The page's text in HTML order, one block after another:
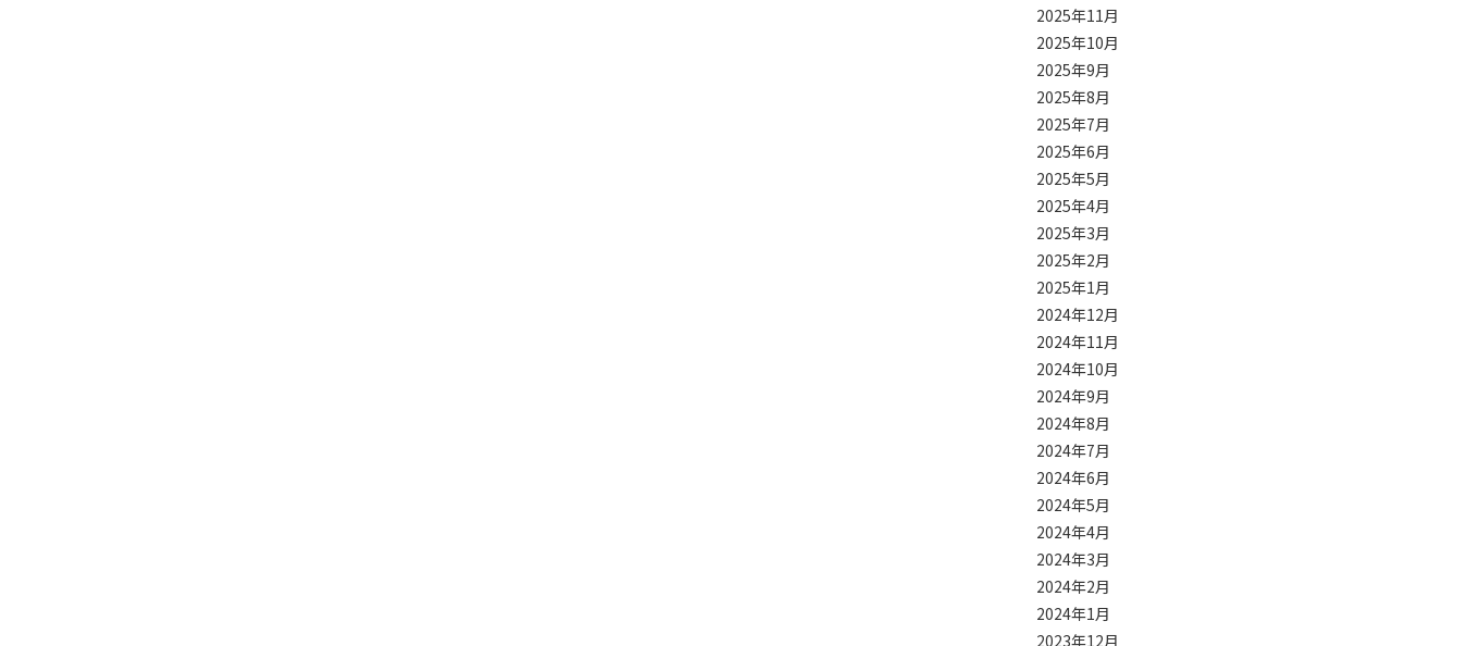
2025年11月
2025年10月
2025年9月
2025年8月
2025年7月
2025年6月
2025年5月
2025年4月
2025年3月
2025年2月
2025年1月
2024年12月
2024年11月
2024年10月
2024年9月
2024年8月
2024年7月
2024年6月
2024年5月
2024年4月
2024年3月
2024年2月
2024年1月
2023年12月